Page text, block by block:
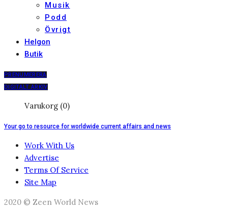
Musik
Podd
Övrigt
Helgon
Butik
PRENUMERERA
DIGITALT ARKIV
Varukorg (0)
Your go to resource for worldwide current affairs and news
Work With Us
Advertise
Terms Of Service
Site Map
2020 © Zeen World News